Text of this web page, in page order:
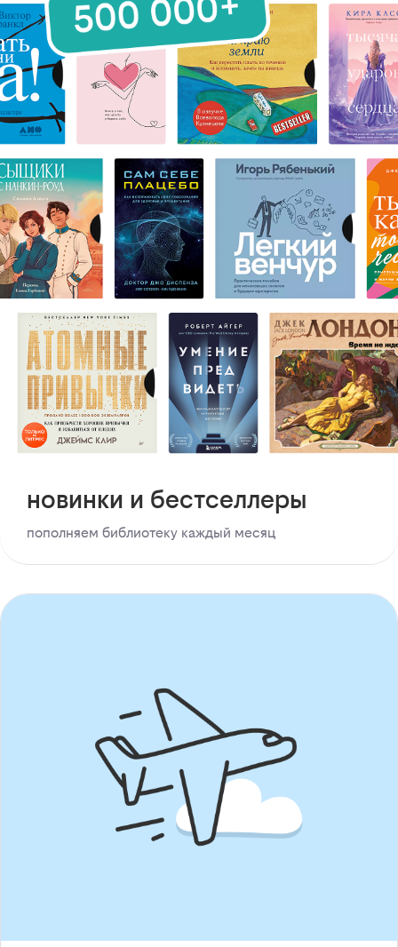
новинки и бестселлеры
пополняем библиотеку каждый месяц